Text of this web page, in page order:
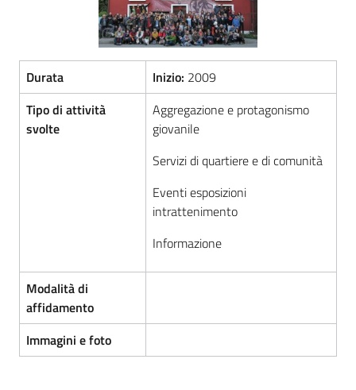
Piani Programmi
Progetti
Durata Inizio: 2009
Tipo di attività
svolte
Aggregazione e protagonismo
giovanile
Servizi di quartiere e di comunità
Eventi esposizioni
intrattenimento
Informazione
Modalità di
affidamento
Immagini e foto